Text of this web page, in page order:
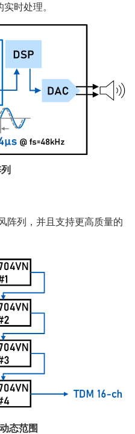
时处理。
阵列，并且支持更高质量的
态范围